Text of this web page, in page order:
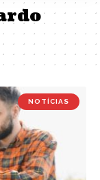
NOTÍCIAS